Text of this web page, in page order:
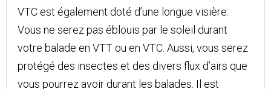
VTC est également doté d’une longue visière.
Vous ne serez pas éblouis par le soleil durant
votre balade en VTT ou en VTC. Aussi, vous serez
protégé des insectes et des divers flux d’airs que
vous pourrez avoir durant les balades. Il est